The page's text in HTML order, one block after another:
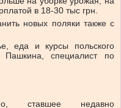
в 18-30 тыс грн.
новых поляки также с
еда и курсы польского
специалист по
ставшее недавно